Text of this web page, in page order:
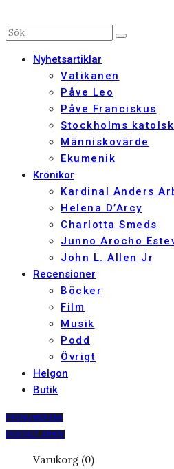
Nyhetsartiklar
Vatikanen
Påve Leo
Påve Franciskus
Stockholms
Människovärde
Ekumenik
Krönikor
Kardinal Anders
Helena D’Arcy
Charlotta Smeds
Junno Arocho
John L. Allen Jr
Recensioner
Böcker
Film
Musik
Podd
Övrigt
Helgon
Butik
PRENUMERERA
DIGITALT ARKIV
Varukorg (0)